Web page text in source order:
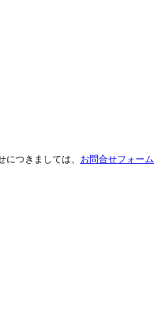
つきましては、 お問合せフォーム